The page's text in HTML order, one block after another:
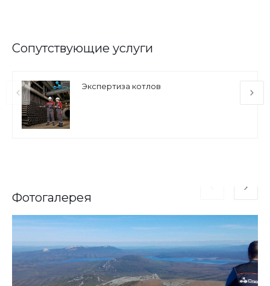
Сопутствующие услуги
Экспертиза котлов
Фотогалерея